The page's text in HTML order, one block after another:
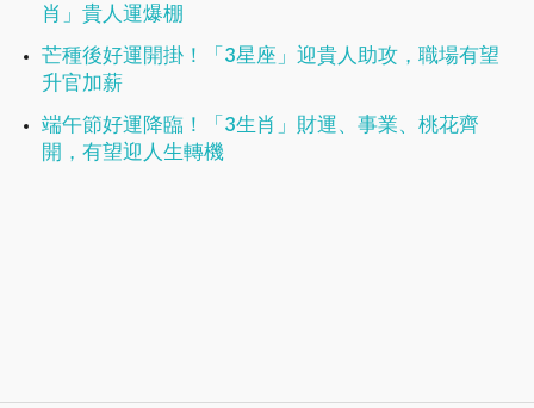
肖」貴人運爆棚
芒種後好運開掛！「3星座」迎貴人助攻，職場有望
升官加薪
端午節好運降臨！「3生肖」財運、事業、桃花齊
開，有望迎人生轉機